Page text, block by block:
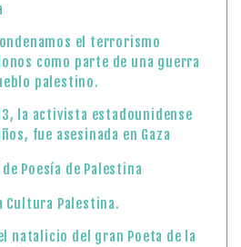
el terrorismo
como parte de una guerra
palestino.
la activista estadounidense
fue asesinada en Gaza
Poesía de Palestina
Cultura Palestina.
natalicio del gran Poeta de la